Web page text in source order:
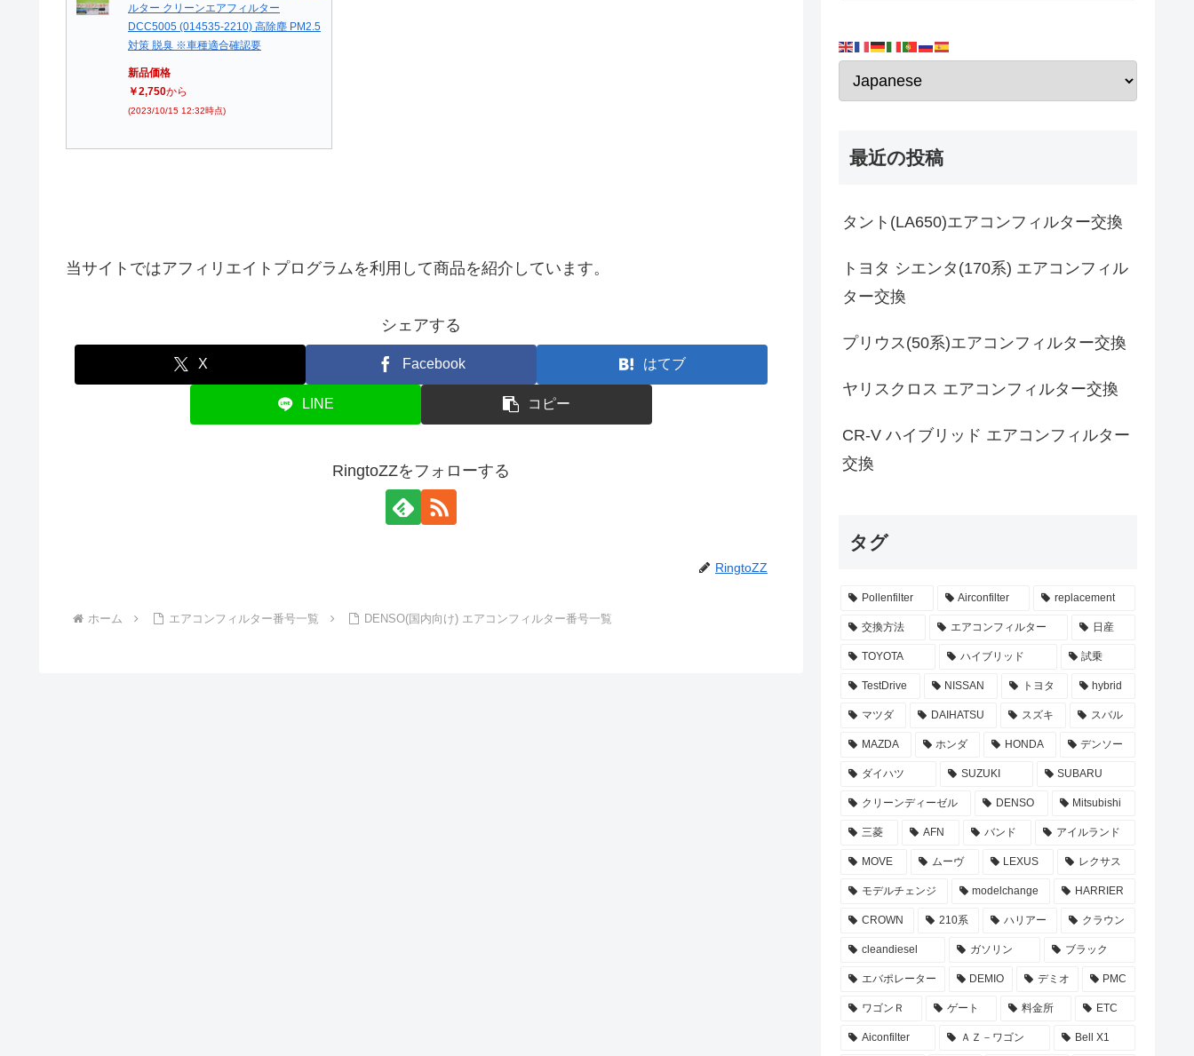
ルター クリーンエアフィルター
DCC5005 (014535-2210) 高除塵 PM2.5
対策 脱臭 ※車種適合確認要
新品価格
￥2,750から
(2023/10/15 12:32時点)
当サイトではアフィリエイトプログラムを利用して商品を紹介しています。
シェアする
X Facebook はてブ
LINE コピー
RingtoZZをフォローする
RingtoZZ
ホーム エアコンフィルター番号一覧 DENSO(国内向け) エアコンフィルター番号一覧
最近の投稿
タント(LA650)エアコンフィルター交換
トヨタ シエンタ(170系) エアコンフィル
ター交換
プリウス(50系)エアコンフィルター交換
ヤリスクロス エアコンフィルター交換
CR-V ハイブリッド エアコンフィルター
交換
タグ
Pollenfilter Airconfilter replacement
交換方法 エアコンフィルター 日産
TOYOTA ハイブリッド 試乗
TestDrive NISSAN トヨタ hybrid
マツダ DAIHATSU スズキ スバル
MAZDA ホンダ HONDA デンソー
ダイハツ SUZUKI SUBARU
クリーンディーゼル DENSO Mitsubishi
三菱 AFN バンド アイルランド
MOVE ムーヴ LEXUS レクサス
モデルチェンジ modelchange HARRIER
CROWN 210系 ハリアー クラウン
cleandiesel ガソリン ブラック
エバポレーター DEMIO デミオ PMC
ワゴンＲ ゲート 料金所 ETC
Aiconfilter ＡＺ－ワゴン Bell X1